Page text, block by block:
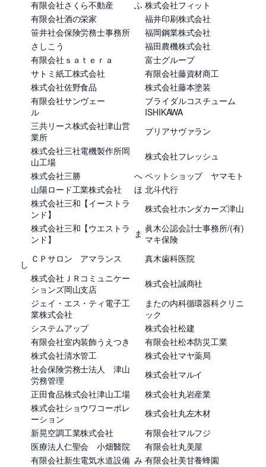
有限会社さくら不動産
ふ 株式会社フィット
有限会社酒の栄家
福井印刷株式会社
笹井社会保険労務士事務所
福岡鋼業株式会社
さしこう
福田農機株式会社
有限会社ｓａｔｅｒａ
富士グループ
サトミ紙工株式会社
有限会社藤資材商工
株式会社佐野食品
株式会社藤本塗装
有限会社サンヴェー
ル
ブライダルコスチューム
ISHIKAWA
三共リース株式会社津山営
業所
ブリアサヴァラン
株式会社三社電機製作所岡
山工場
株式会社フレッシュ
株式会社三勝
へ ペットショップ ヤマモト
山陽ロード工業株式会社
ほ 北斗代行
株式会社三和【イーストラ
ンド】
株式会社ホンダカーズ津山
株式会社三和【ウエストラ
ンド】
ま 眞木公認会計士事務所/(有)
マキ保険
し ＣＰサロン アマランス
真木歯科医院
株式会社ＪＲコミュニケー
ションズ岡山支店
株式会社誠商社
ジェイ・エス・ティ電子工
業株式会社
またの内科循環器科クリニ
ック
システムアップ
株式会社松建
有限会社室内装飾うえつき
有限会社松本防災工業
株式会社清水管工
株式会社マヤ薬局
社会保険労務士法人 津山
労務管理
株式会社マルイ
正田食品株式会社津山工場
株式会社丸岩産業
株式会社ショウワコーポレ
ーション
株式会社丸左木材
新晃空調工業株式会社
有限会社マルフジ
医療法人仁聖会 小畑醫院
有限会社丸美屋
有限会社新生電気水道設備 み 有限会社美甘養蜂園